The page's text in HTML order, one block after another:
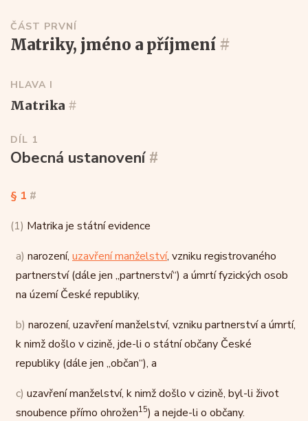
ČÁST PRVNÍ
matriky, jméno a příjmení #
HLAVA I
matrika #
DÍL 1
Obecná ustanovení#
§ 1 #
(1) Matrika je státní evidence
a) narození, uzavření manželství, vzniku registrovaného
partnerství (dále jen „partnerství“) a úmrtí fyzických osob
na území České republiky,
b) narození, uzavření manželství, vzniku partnerství a úmrtí,
k nimž došlo v cizině, jde-li o státní občany České
republiky (dále jen „občan“), a
c) uzavření manželství, k nimž došlo v cizině, byl-li život
snoubence přímo ohrožen15) a nejde-li o občany.